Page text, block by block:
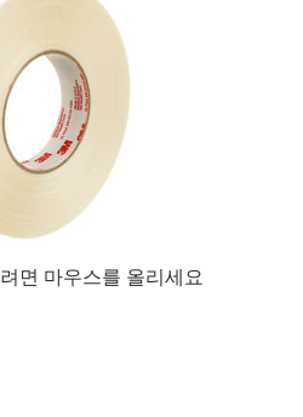
면 마우스를 올리세요